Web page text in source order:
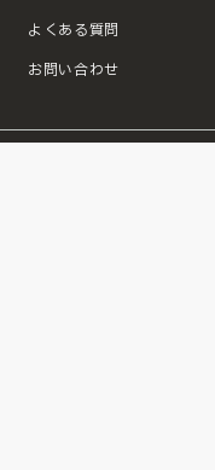
よくある質問
お問い合わせ